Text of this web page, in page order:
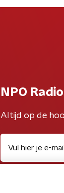
NPO
Altijd op de